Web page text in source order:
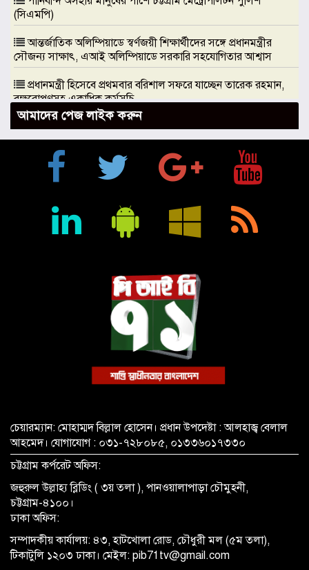
(সিএমপি)
আন্তর্জাতিক অলিম্পিয়াডে স্বর্ণজয়ী শিক্ষার্থীদের সঙ্গে প্রধানমন্ত্রীর
সৌজন্য সাক্ষাৎ, এআই অলিম্পিয়াডে সরকারি সহযোগিতার আশ্বাস
প্রধানমন্ত্রী হিসেবে প্রথমবার বরিশাল সফরে যাচ্ছেন তারেক রহমান,
বৃক্ষরোপণসহ একাধিক কর্মসূচি
ঢাকা মেডিকেলকে গবেষণা, উদ্ভাবন ও মানবিক নেতৃত্বের আন্তর্জাতিক
প্রতিষ্ঠানে রূপান্তরের আহ্বান ডা. জুবাইদা রহমানের
মুক্তিযুদ্ধে ইস্ট বেঙ্গল রেজিমেন্টের গৌরবোজ্জ্বল ভূমিকা ইতিহাসের
অবিচ্ছেদ্য অধ্যায়: স্পিকার হাফিজ উদ্দিন আহমদ বীর বিক্রম
শিক্ষা প্রতিষ্ঠান জ্ঞানের বাতিঘর, শিক্ষকরা সেই আলোর বাহক: তথ্যমন্ত্রী
জহির উদ্দিন স্বপন
আমাদের পেজ লাইক করুন
চেয়ারম্যান: মোহাম্মদ বিল্লাল হোসেন। প্রধান উপদেষ্টা : আলহাজ্ব বেলাল
আহমেদ। যোগাযোগ : ০৩১-৭২৮০৮৫, ০১৩৩৬০১৭৩৩০
চট্টগ্রাম কর্পরেট অফিস:
জহুরুল উল্লাহ্য ব্লিডিং ( ৩য় তলা ), পানওয়ালাপাড়া চৌমুহনী,
চট্টগ্রাম-৪১০০।
ঢাকা অফিস:
সম্পাদকীয় কার্যালয়: ৪৩, হাটখোলা রোড, চৌধুরী মল (৫ম তলা),
টিকাটুলি ১২০৩ ঢাকা। মেইল: pib71tv@gmail.com